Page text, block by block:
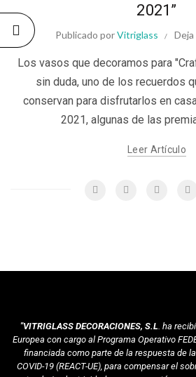
2021”
Publicado porVitriglass
Los vasos que decoramos para
sin duda, uno de los recuerdos
conservan para disfrutarlos en
2021, algunas de las
Leer Artículo
"VITRIGLASS DECORACIONES, S.L. ha
Europea con cargo al Programa Operativo
financiada como parte de la respuesta de
COVID-19 (REACT-UE), para compensar el